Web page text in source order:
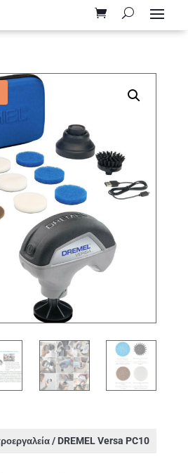
/ DREMEL Versa PC10